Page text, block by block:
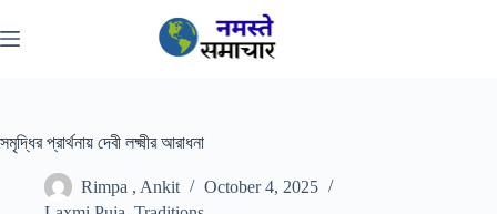
to
content
সমৃদ্ধির প্রার্থনায় দেবী লক্ষ্মীর আরাধনা
Rimpa , Ankit
October 4, 2025